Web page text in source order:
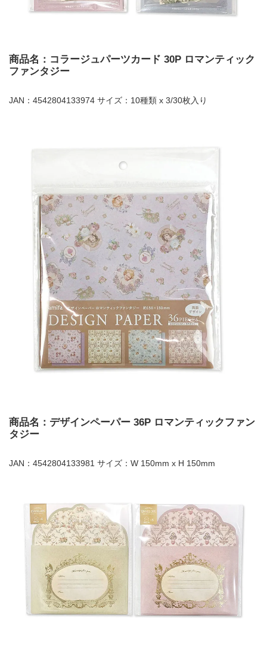
商品名：コラージュパーツカード 30P ロマンティック
ファンタジー
JAN：4542804133974 サイズ：10種類 x 3/30枚入り
商品名：デザインペーパー 36P ロマンティックファン
タジー
JAN：4542804133981 サイズ：W 150mm x H 150mm